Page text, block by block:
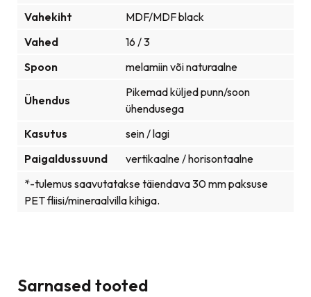
Vahekiht
MDF/MDF black
Vahed
16 / 3
Spoon
melamiin või naturaalne
Ühendus
Pikemad küljed punn/soon
ühendusega
Kasutus
sein / lagi
Paigaldussuund
vertikaalne / horisontaalne
*-tulemus saavutatakse täiendava 30 mm paksuse
PET fliisi/mineraalvilla kihiga.
Sarnased tooted